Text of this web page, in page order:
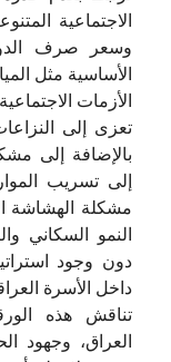
الاجتماعية
وسعر صرف
الأساسية مثل
الأزمات
تعزى إلى
بالإضافة إلى
إلى تسريب
مشكلة الهشاشة
النمو السكاني
دون وجود
داخل الأسرة
تناقش هذه
العراق، وجهود